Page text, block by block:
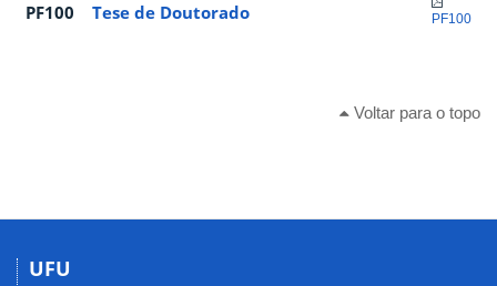
PF100 Tese de Doutorado PF100
Voltar para o topo
UFU